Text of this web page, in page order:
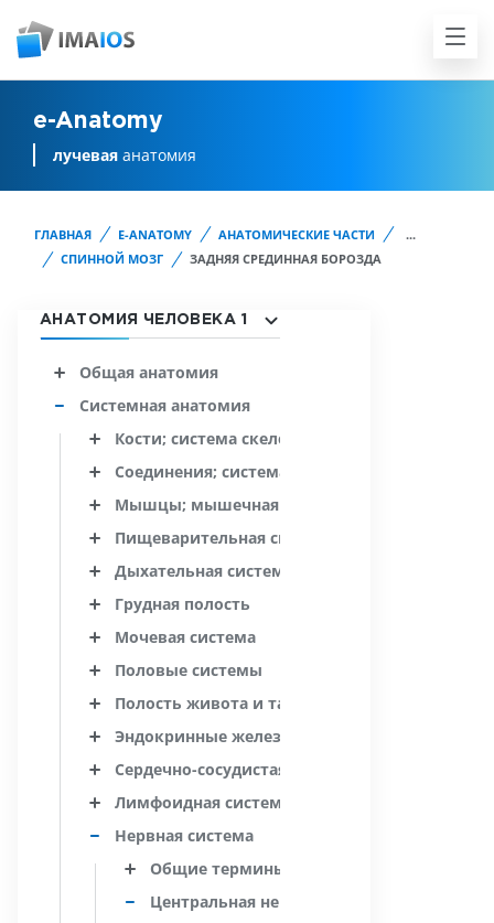
e-Anatomy
лучевая анатомия
ГЛАВНАЯ E-ANATOMY АНАТОМИЧЕСКИЕ ЧАСТИ
...
СПИННОЙ МОЗГ
ЗАДНЯЯ СРЕДИННАЯ БОРОЗДА
АНАТОМИЯ ЧЕЛОВЕКА 1
Общая анатомия
Системная анатомия
Кости; система скелета
Соединения; система соединений
Мышцы; мышечная система
Пищеварительная система
Дыхательная система
Грудная полость
Мочевая система
Половые системы
Полость живота и таза
Эндокринные железы
Сердечно-сосудистая система
Лимфоидная система
Нервная система
Общие термины
Центральная нервная система